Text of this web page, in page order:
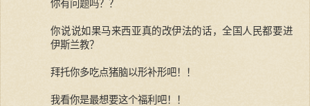
你有问题吗？？
你说说如果马来西亚真的改伊法的话，全国人民都要进
伊斯兰教？
拜托你多吃点猪脑以形补形吧！！
我看你是最想要这个福利吧！！